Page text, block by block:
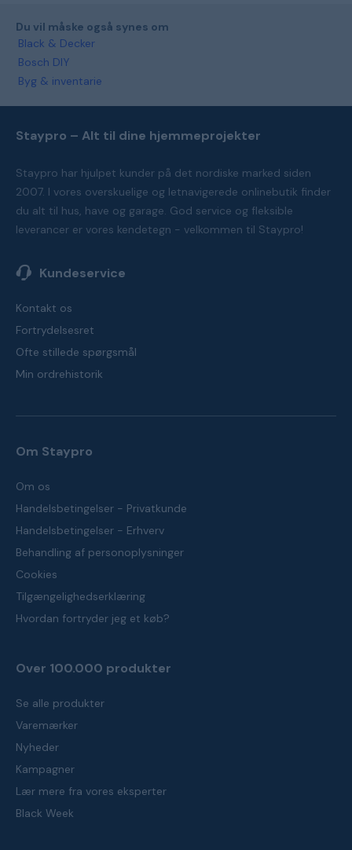
Du vil måske også synes om
Black & Decker
Bosch DIY
Byg & inventarie
Staypro – Alt til dine hjemmeprojekter
Staypro har hjulpet kunder på det nordiske marked siden
2007. I vores overskuelige og letnavigerede onlinebutik finder
du alt til hus, have og garage. God service og fleksible
leverancer er vores kendetegn - velkommen til Staypro!
Kundeservice
Kontakt os
Fortrydelsesret
Ofte stillede spørgsmål
Min ordrehistorik
Om Staypro
Om os
Handelsbetingelser - Privatkunde
Handelsbetingelser - Erhverv
Behandling af personoplysninger
Cookies
Tilgængelighedserklæring
Hvordan fortryder jeg et køb?
Over 100.000 produkter
Se alle produkter
Varemærker
Nyheder
Kampagner
Lær mere fra vores eksperter
Black Week